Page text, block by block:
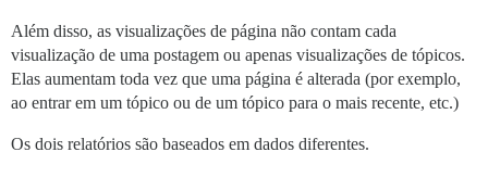
Além disso, as visualizações de página não contam cada
visualização de uma postagem ou apenas visualizações de tópicos.
Elas aumentam toda vez que uma página é alterada (por exemplo,
ao entrar em um tópico ou de um tópico para o mais recente, etc.)
Os dois relatórios são baseados em dados diferentes.